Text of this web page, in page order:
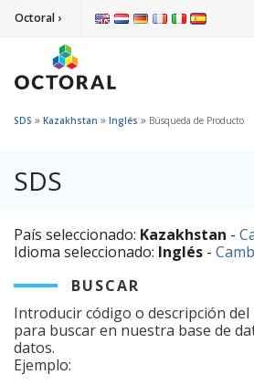
Octoral ›
SDS » Kazakhstan » Inglés » Búsqueda de Producto
SDS
País seleccionado: Kazakhstan -
Idioma seleccionado: Inglés -
BUSCAR
Introducir código o descripción
para buscar en nuestra base de
datos.
Ejemplo: